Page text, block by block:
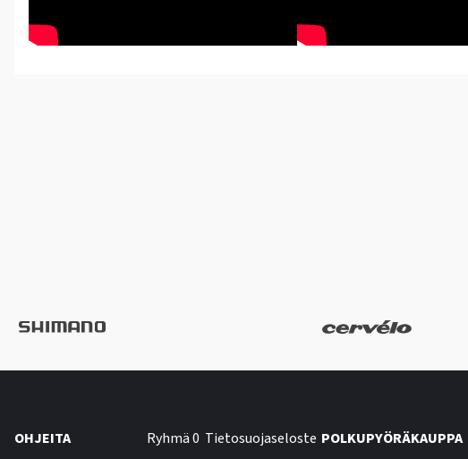
OHJEITA Ryhmä 0 Tietosuojaseloste POLKUPYÖRÄKAUPPA